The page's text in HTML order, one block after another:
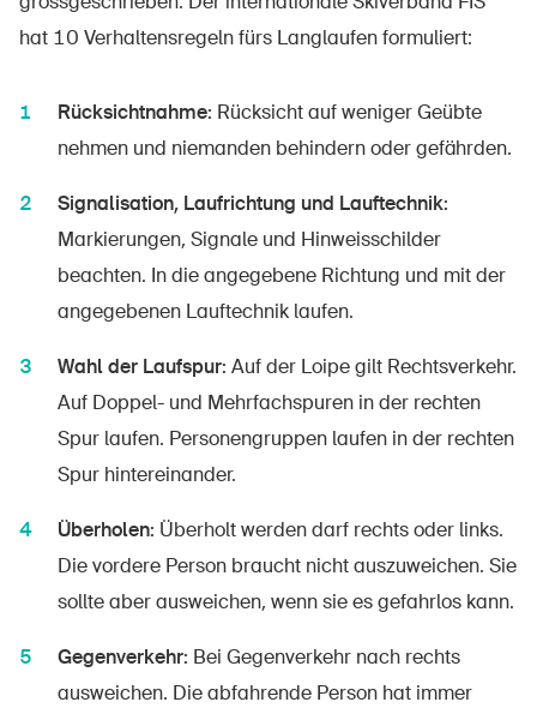
hat 10 Verhaltensregeln fürs Langlaufen formuliert:
Rücksichtnahme: Rücksicht auf weniger Geübte
nehmen und niemanden behindern oder gefährden.
Signalisation, Laufrichtung und Lauftechnik:
Markierungen, Signale und Hinweisschilder
beachten. In die angegebene Richtung und mit der
angegebenen Lauftechnik laufen.
Wahl der Laufspur: Auf der Loipe gilt Rechtsverkehr.
Auf Doppel- und Mehrfachspuren in der rechten
Spur laufen. Personengruppen laufen in der rechten
Spur hintereinander.
Überholen: Überholt werden darf rechts oder links.
Die vordere Person braucht nicht auszuweichen. Sie
sollte aber ausweichen, wenn sie es gefahrlos kann.
Gegenverkehr: Bei Gegenverkehr nach rechts
ausweichen. Die abfahrende Person hat immer